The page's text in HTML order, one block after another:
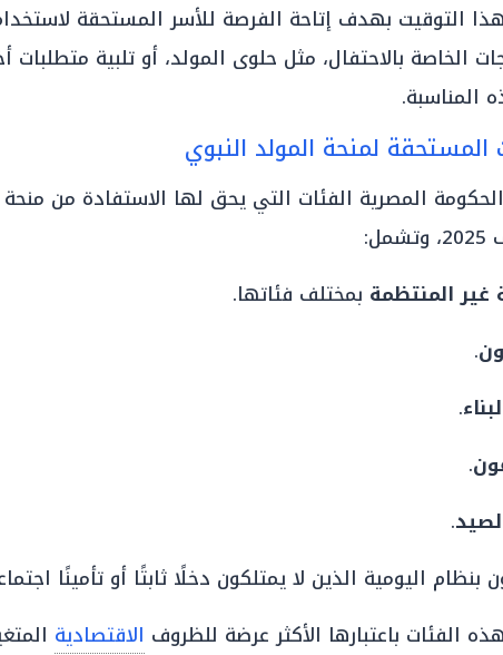
التوقيت بهدف إتاحة الفرصة للأسر المستحقة
الخاصة بالاحتفال، مثل حلوى المولد، أو تلبية
المناسبة.
المستحقة لمنحة المولد النبوي
المصرية الفئات التي يحق لها الاستفادة من منحة
غير المنتظمة بمختلف فئاتها.
.
.
.
.
بنظام اليومية الذين لا يمتلكون دخلًا ثابتًا أو تأمينًا
الفئات باعتبارها الأكثر عرضة للظروف الاقتصادية